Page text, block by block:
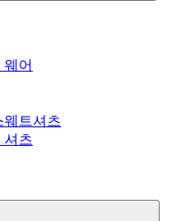
웨어
웨트셔츠
셔츠